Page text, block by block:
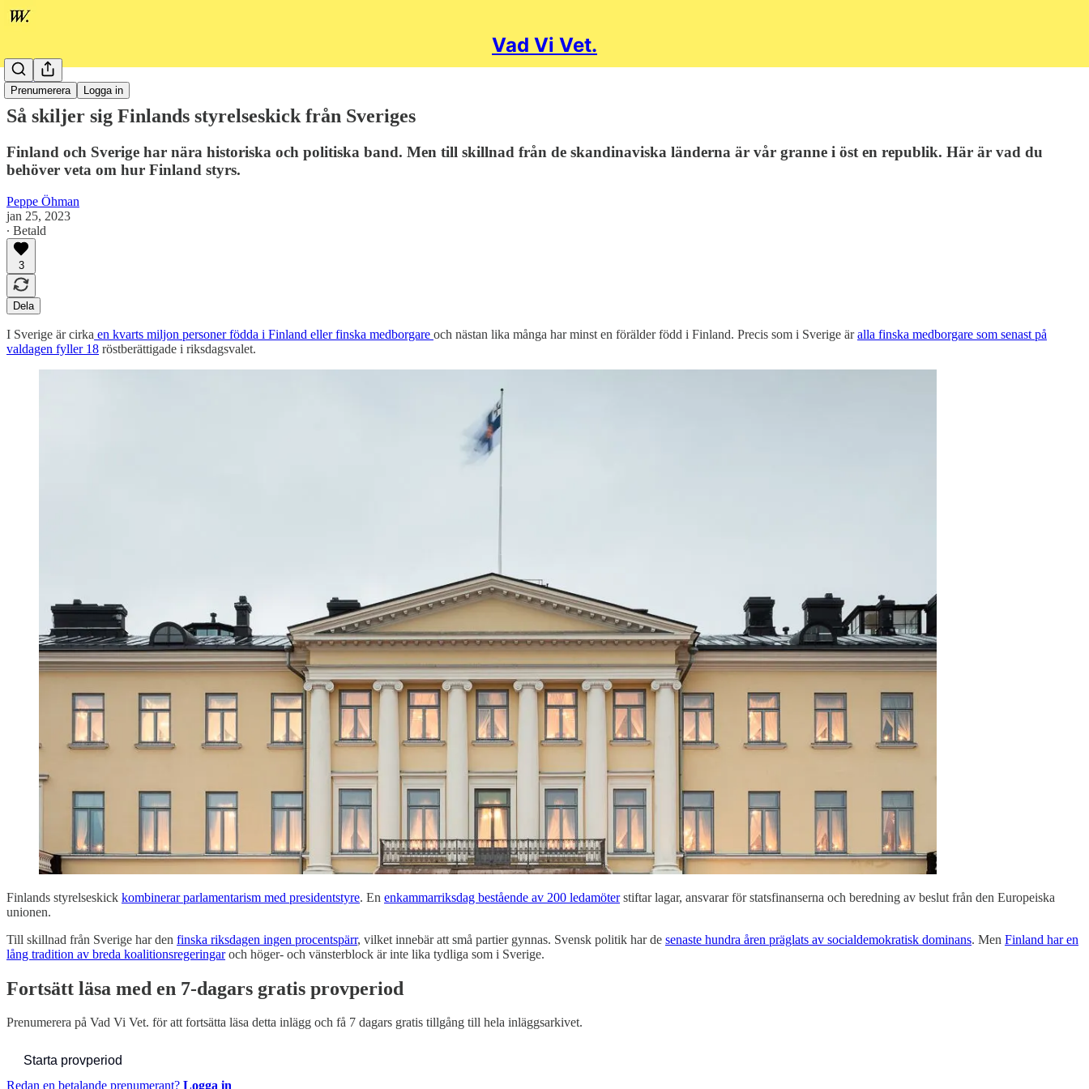
Vad Vi Vet.
Prenumerera Logga in
Politik
Så skiljer sig Finlands styrelseskick från Sveriges
Finland och Sverige har nära historiska och politiska band. Men till skillnad från de skandinaviska länderna är vår granne i öst en republik. Här är vad du
behöver veta om hur Finland styrs.
Peppe Öhman
jan 25, 2023
∙ Betald
3
Dela
I Sverige är cirka en kvarts miljon personer födda i Finland eller finska medborgare och nästan lika många har minst en förälder född i Finland. Precis som i Sverige äralla finska medborgare som senast på
valdagen fyller 18 röstberättigade i riksdagsvalet.
Finlands styrelseskick kombinerar parlamentarism med presidentstyre. En enkammarriksdag bestående av 200 ledamöterstiftar lagar, ansvarar för statsfinanserna och beredning av beslut från den Europeiska
unionen.
Till skillnad från Sverige har den finska riksdagen ingen procentspärr, vilket innebär att små partier gynnas. Svensk politik har de senaste hundra åren präglats av socialdemokratisk dominans. Men Finland har en
lång tradition av breda koalitionsregeringaroch höger- och vänsterblock är inte lika tydliga som i Sverige.
Fortsätt läsa med en 7-dagars gratis provperiod
Prenumerera på Vad Vi Vet. för att fortsätta läsa detta inlägg och få 7 dagars gratis tillgång till hela inläggsarkivet.
Starta provperiod
Redan en betalande prenumerant? Logga in